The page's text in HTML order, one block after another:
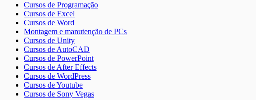
Cursos de Programação
Cursos de Excel
Cursos de Word
Montagem e manutenção de PCs
Cursos de Unity
Cursos de AutoCAD
Cursos de PowerPoint
Cursos de After Effects
Cursos de WordPress
Cursos de Youtube
Cursos de Sony Vegas